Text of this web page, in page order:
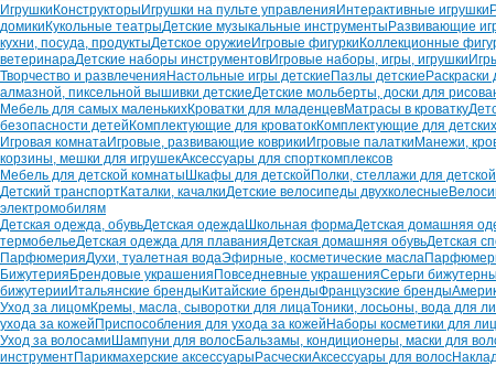
Игрушки Конструкторы Игрушки на пульте управления Интерактивные игрушки
домики Кукольные театрыДетские музыкальные инструменты Развивающие
кухни, посуда, продуктыДетское оружие Игровые фигурки Коллекционные
ветеринараДетские наборы инструментовИгровые наборы, игры, игрушки
Творчество и развлечения Настольные игры детские Пазлы детские Раскраски
алмазной, пиксельной вышивки детскиеДетские мольберты, доски для
Мебель для самых маленькихКроватки для младенцевМатрасы в кроватку
безопасности детей Комплектующие для кроватокКомплектующие для
Игровая комнатаИгровые, развивающие коврики Игровые палатки Манежи,
корзины, мешки для игрушекАксессуары для спорткомплексов
Мебель для детской комнаты Шкафы для детской Полки, стеллажи для детской
Детский транспортКаталки, качалкиДетские велосипеды двухколесные
электромобилям
Детская одежда, обувьДетская одеждаШкольная формаДетская домашняя
термобельеДетская одежда для плаванияДетская домашняя обувьДетская
ПарфюмерияДухи, туалетная водаЭфирные, косметические масла
Бижутерия Брендовые украшения Повседневные украшенияСерьги
бижутерии Итальянские бренды Китайские брендыФранцузские бренды
Уход за лицомКремы, масла, сыворотки для лицаТоники, лосьоны, вода для
ухода за кожей Приспособления для ухода за кожей Наборы косметики для
Уход за волосами Шампуни для волосБальзамы, кондиционеры, маски для
инструментПарикмахерские аксессуары РасческиАксессуары для волос